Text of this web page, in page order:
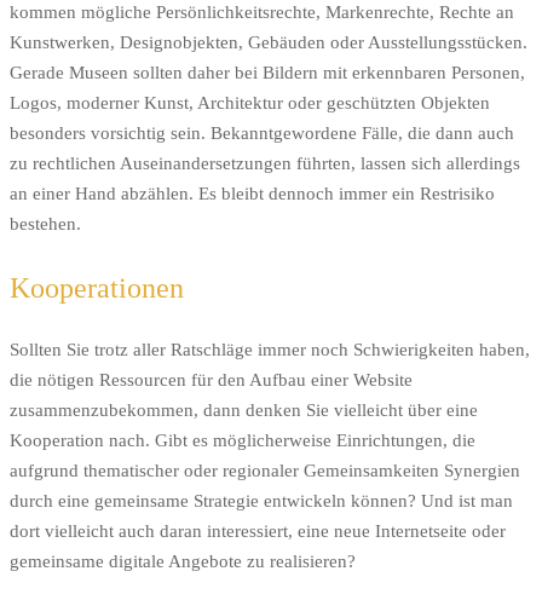
kommen mögliche Persönlichkeitsrechte, Markenrechte, Rechte an
Kunstwerken, Designobjekten, Gebäuden oder Ausstellungsstücken.
Gerade Museen sollten daher bei Bildern mit erkennbaren Personen,
Logos, moderner Kunst, Architektur oder geschützten Objekten
besonders vorsichtig sein. Bekanntgewordene Fälle, die dann auch
zu rechtlichen Auseinandersetzungen führten, lassen sich allerdings
an einer Hand abzählen. Es bleibt dennoch immer ein Restrisiko
bestehen.
Kooperationen
Sollten Sie trotz aller Ratschläge immer noch Schwierigkeiten haben,
die nötigen Ressourcen für den Aufbau einer Website
zusammenzubekommen, dann denken Sie vielleicht über eine
Kooperation nach. Gibt es möglicherweise Einrichtungen, die
aufgrund thematischer oder regionaler Gemeinsamkeiten Synergien
durch eine gemeinsame Strategie entwickeln können? Und ist man
dort vielleicht auch daran interessiert, eine neue Internetseite oder
gemeinsame digitale Angebote zu realisieren?